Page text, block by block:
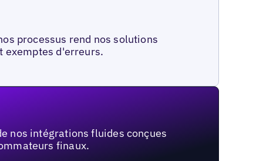
processus rend nos solutions
exemptes d'erreurs.
nos intégrations fluides conçues
finaux.